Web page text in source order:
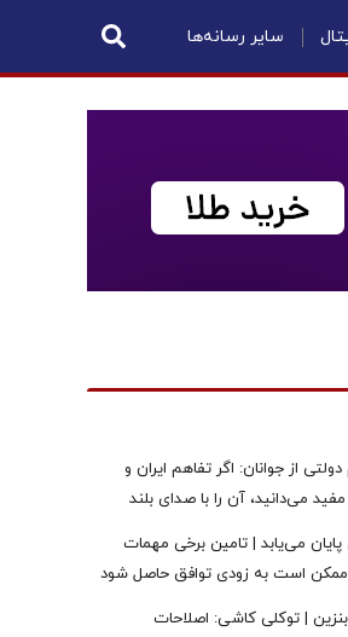
سایر رسانه‌ها
از جوانان: اگر تفاهم ایران و
مفید می‌دانید، آن را با صدای بلند
باشید، منفعل نمانید
می‌یابد | تامین برخی مهمات
است به زودی توافق حاصل شود
| توکلی کاشی: اصلاحات